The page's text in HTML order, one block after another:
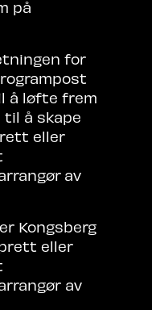
på
for
å løfte frem
til å skape
eller
av
Kongsberg
eller
av